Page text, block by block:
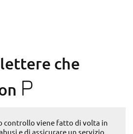
che
P
controllo viene fatto di volta in
e di assicurare un servizio